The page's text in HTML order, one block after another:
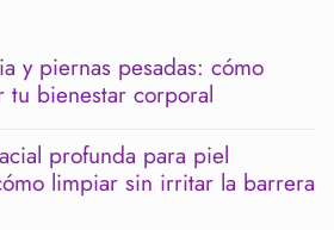
y piernas pesadas: cómo
tu bienestar corporal
profunda para piel
limpiar sin irritar la barrera